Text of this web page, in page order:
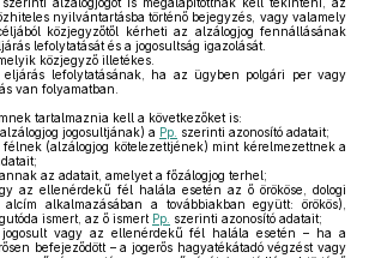
nyilvántartásba történő bejegyzés, vagy valamely
közjegyzőtől kérheti az alzálogjog fennállásának
lefolytatását és a jogosultság igazolását.
közjegyző illetékes.
lefolytatásának, ha az ügyben polgári per vagy
van folyamatban.
tartalmaznia kell a következőket is:
jogosultjának) a Pp. szerinti azonosító adatait;
(alzálogjog kötelezettjének) mint kérelmezettnek a
az adatait, amelyet a főzálogjog terhel;
az ellenérdekű fél halála esetén az ő örököse, dologi
alcím alkalmazásában a továbbiakban együtt: örökös),
ismert, az ő ismert Pp. szerinti azonosító adatait;
vagy az ellenérdekű fél halála esetén – ha a
befejeződött – a jogerős hagyatékátadó végzést vagy